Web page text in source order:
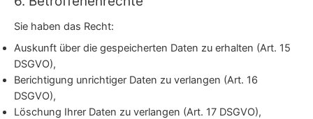
Sie haben das Recht:
Auskunft über die gespeicherten Daten zu erhalten (Art. 15
DSGVO),
Berichtigung unrichtiger Daten zu verlangen (Art. 16
DSGVO),
Löschung Ihrer Daten zu verlangen (Art. 17 DSGVO),